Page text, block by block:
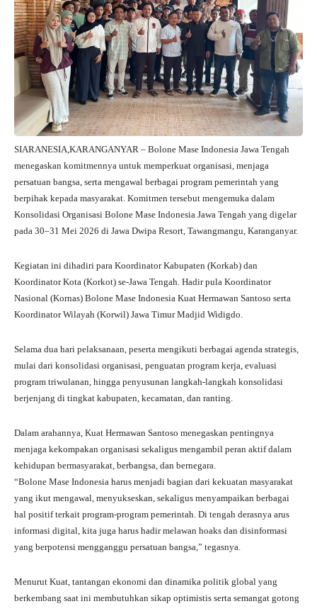
SIARANESIA,KARANGANYAR – Bolone Mase Indonesia Jawa Tengah
menegaskan komitmennya untuk memperkuat organisasi, menjaga
persatuan bangsa, serta mengawal berbagai program pemerintah yang
berpihak kepada masyarakat. Komitmen tersebut mengemuka dalam
Konsolidasi Organisasi Bolone Mase Indonesia Jawa Tengah yang digelar
pada 30–31 Mei 2026 di Jawa Dwipa Resort, Tawangmangu, Karanganyar.
Kegiatan ini dihadiri para Koordinator Kabupaten (Korkab) dan
Koordinator Kota (Korkot) se-Jawa Tengah. Hadir pula Koordinator
Nasional (Kornas) Bolone Mase Indonesia Kuat Hermawan Santoso serta
Koordinator Wilayah (Korwil) Jawa Timur Madjid Widigdo.
Selama dua hari pelaksanaan, peserta mengikuti berbagai agenda strategis,
mulai dari konsolidasi organisasi, penguatan program kerja, evaluasi
program triwulanan, hingga penyusunan langkah-langkah konsolidasi
berjenjang di tingkat kabupaten, kecamatan, dan ranting.
Dalam arahannya, Kuat Hermawan Santoso menegaskan pentingnya
menjaga kekompakan organisasi sekaligus mengambil peran aktif dalam
kehidupan bermasyarakat, berbangsa, dan bernegara.
“Bolone Mase Indonesia harus menjadi bagian dari kekuatan masyarakat
yang ikut mengawal, menyukseskan, sekaligus menyampaikan berbagai
hal positif terkait program-program pemerintah. Di tengah derasnya arus
informasi digital, kita juga harus hadir melawan hoaks dan disinformasi
yang berpotensi mengganggu persatuan bangsa,” tegasnya.
Menurut Kuat, tantangan ekonomi dan dinamika politik global yang
berkembang saat ini membutuhkan sikap optimistis serta semangat gotong